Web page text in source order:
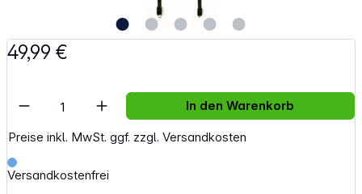
49,99 €
Preise inkl. MwSt. ggf. zzgl. Versandkosten
Versandkostenfrei
Artikel Anzahl: Gib den gewünschten
In den Warenkorb